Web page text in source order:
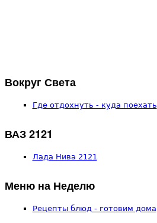
Вокруг Света
Где отдохнуть - куда поехать
ВАЗ 2121
Лада Нива 2121
Меню на Неделю
Рецепты блюд - готовим дома